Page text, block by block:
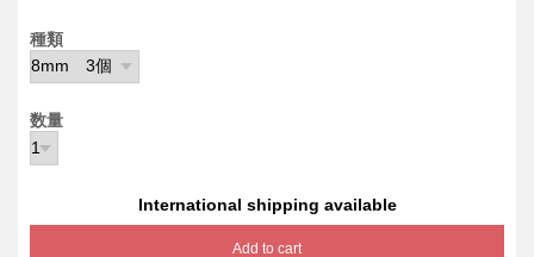
種類
数量
International shipping available
Add to cart